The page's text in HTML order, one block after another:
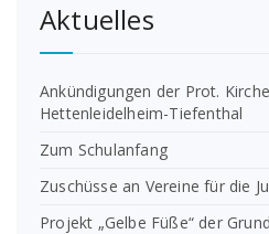
Aktuelles
Ankündigungen der Prot.
Hettenleidelheim-Tiefenthal
Zum Schulanfang
Zuschüsse an Vereine für die
Projekt „Gelbe Füße“ der